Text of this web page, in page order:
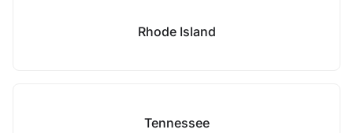
Rhode Island
Tennessee